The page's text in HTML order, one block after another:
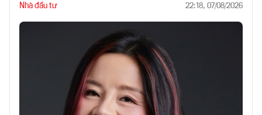
Nhà đầu tư 22:18, 07/08/2026